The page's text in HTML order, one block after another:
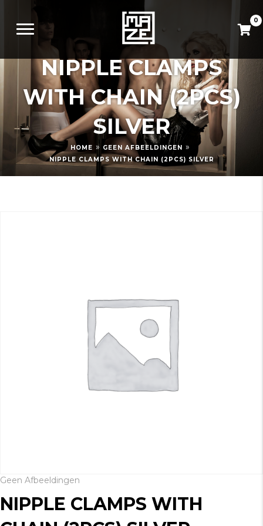
0
NIPPLE CLAMPS
WITH CHAIN (2PCS)
SILVER
HOME » GEEN AFBEELDINGEN »
NIPPLE CLAMPS WITH CHAIN (2PCS) SILVER
Geen Afbeeldingen
NIPPLE CLAMPS WITH